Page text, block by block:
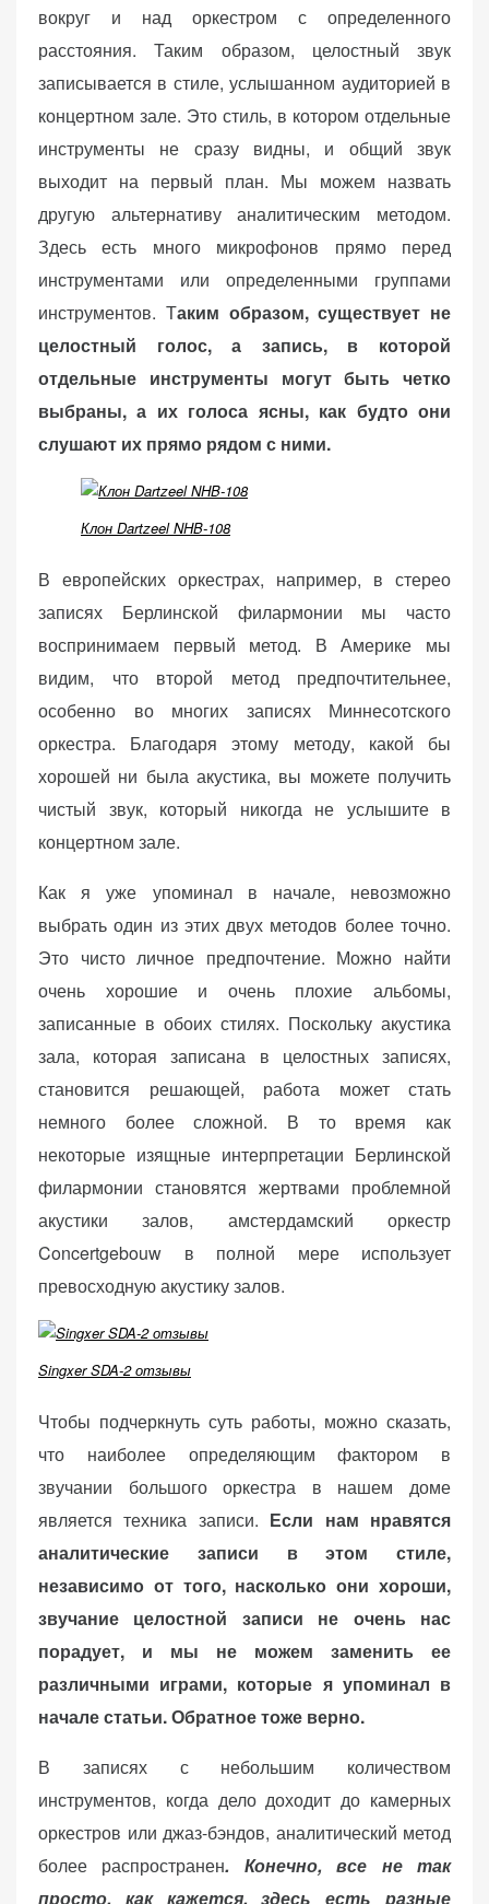
вокруг и над оркестром с определенного
расстояния. Таким образом, целостный звук
записывается в стиле, услышанном аудиторией в
концертном зале. Это стиль, в котором отдельные
инструменты не сразу видны, и общий звук
выходит на первый план. Мы можем назвать
другую альтернативу аналитическим методом.
Здесь есть много микрофонов прямо перед
инструментами или определенными группами
инструментов. Таким образом, существует не
целостный голос, а запись, в которой
отдельные инструменты могут быть четко
выбраны, а их голоса ясны, как будто они
слушают их прямо рядом с ними.
Клон Dartzeel NHB-108
В европейских оркестрах, например, в стерео
записях Берлинской филармонии мы часто
воспринимаем первый метод. В Америке мы
видим, что второй метод предпочтительнее,
особенно во многих записях Миннесотского
оркестра. Благодаря этому методу, какой бы
хорошей ни была акустика, вы можете получить
чистый звук, который никогда не услышите в
концертном зале.
Как я уже упоминал в начале, невозможно
выбрать один из этих двух методов более точно.
Это чисто личное предпочтение. Можно найти
очень хорошие и очень плохие альбомы,
записанные в обоих стилях. Поскольку акустика
зала, которая записана в целостных записях,
становится решающей, работа может стать
немного более сложной. В то время как
некоторые изящные интерпретации Берлинской
филармонии становятся жертвами проблемной
акустики залов, амстердамский оркестр
Concertgebouw в полной мере использует
превосходную акустику залов.
Singxer SDA-2 отзывы
Чтобы подчеркнуть суть работы, можно сказать,
что наиболее определяющим фактором в
звучании большого оркестра в нашем доме
является техника записи. Если нам нравятся
аналитические записи в этом стиле,
независимо от того, насколько они хороши,
звучание целостной записи не очень нас
порадует, и мы не можем заменить ее
различными играми, которые я упоминал в
начале статьи. Обратное тоже верно.
В записях с небольшим количеством
инструментов, когда дело доходит до камерных
оркестров или джаз-бэндов, аналитический метод
более распространен. Конечно, все не так
просто, как кажется, здесь есть разные